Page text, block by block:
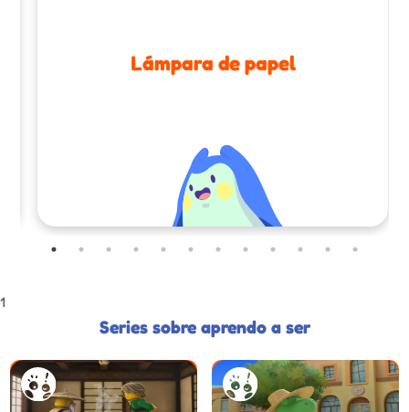
Lámpara de papel
1
Series sobre aprendo a ser